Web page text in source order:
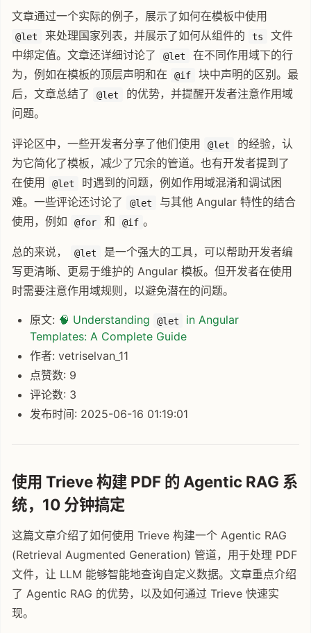
文章通过一个实际的例子，展示了如何在模板中使用
@let 来处理国家列表，并展示了如何从组件的 ts
文件
中绑定值。文章还详细讨论了
@let
在不同作用域下的行
为，例如在模板的顶层声明和在
@if
块中声明的区别。最
后，文章总结了
@let
的优势，并提醒开发者注意作用域
问题。
评论区中，一些开发者分享了他们使用 @let
的经验，认
为它简化了模板，减少了冗余的管道。也有开发者提到了
在使用
@let
时遇到的问题，例如作用域混淆和调试困
难。一些评论还讨论了
@let
与其他 Angular 特性的结合
使用，例如
@for 和 @if 。
总的来说， @let
是一个强大的工具，可以帮助开发者编
写更清晰、更易于维护的 Angular 模板。但开发者在使用
时需要注意作用域规则，以避免潜在的问题。
原文: 🧠 Understanding @let
in Angular
Templates: A Complete Guide
作者: vetriselvan_11
点赞数: 9
评论数: 3
发布时间: 2025-06-16 01:19:01
使用 Trieve 构建 PDF 的 Agentic RAG 系
统，10 分钟搞定
这篇文章介绍了如何使用 Trieve 构建一个 Agentic RAG
(Retrieval Augmented Generation) 管道，用于处理 PDF
文件，让 LLM 能够智能地查询自定义数据。文章重点介绍
了 Agentic RAG 的优势，以及如何通过 Trieve 快速实
现。